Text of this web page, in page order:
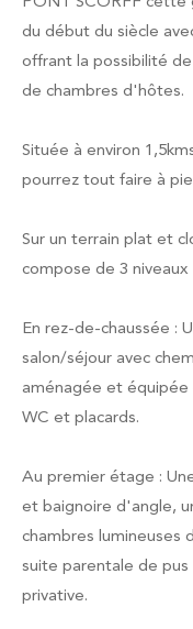
du début du siècle
offrant la possibilité
de chambres d'hôtes.
Située à environ
pourrez tout faire à
Sur un terrain plat et
compose de 3
En rez-de-chaussée :
salon/séjour avec
aménagée et
WC et placards.
Au premier étage :
et baignoire d'angle,
chambres lumineuses
suite parentale de pus
privative.